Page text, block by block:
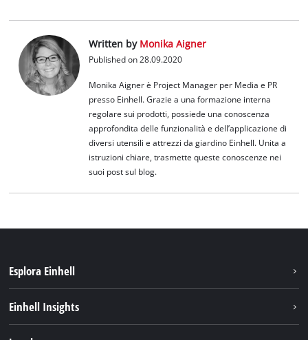
Written by Monika Aigner
Published on 28.09.2020
Monika Aigner è Project Manager per Media e PR
presso Einhell. Grazie a una formazione interna
regolare sui prodotti, possiede una conoscenza
approfondita delle funzionalità e dell’applicazione di
diversi utensili e attrezzi da giardino Einhell. Unita a
istruzioni chiare, trasmette queste conoscenze nei
suoi post sul blog.
Esplora Einhell
Einhell Insights